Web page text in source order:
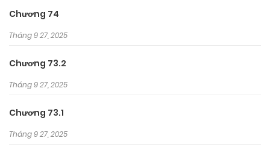
Chương 74
Tháng 9 27, 2025
Chương 73.2
Tháng 9 27, 2025
Chương 73.1
Tháng 9 27, 2025